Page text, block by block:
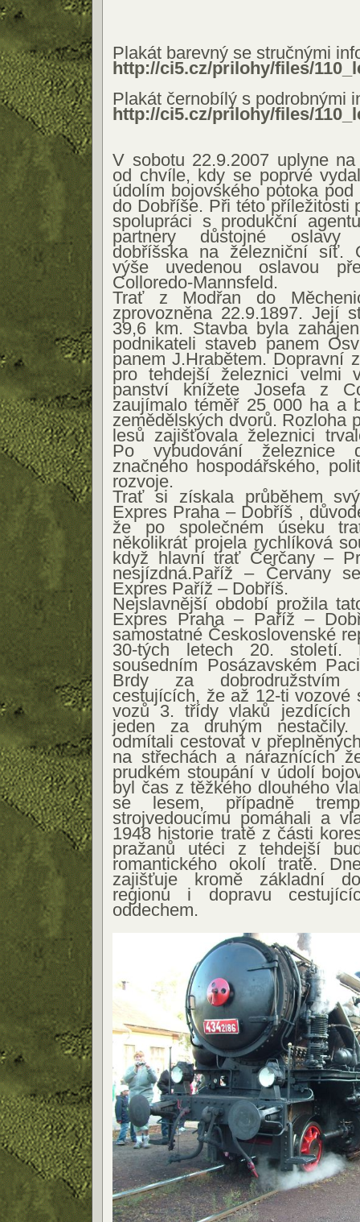
Plakát barevný se stručnými
http://ci5.cz/prilohy/files/
Plakát černobílý s podrobnými
http://ci5.cz/prilohy/files/
V sobotu 22.9.2007 uplyne
od chvíle, kdy se poprvé
údolím bojovského potoka
do Dobříše. Při této příležitosti
spolupráci s produkční
partnery důstojné oslavy
dobříšska na železniční síť.
výše uvedenou oslavou
Colloredo-Mannsfeld.
Trať z Modřan do
zprovozněna 22.9.1897. Její
39,6 km. Stavba byla
podnikateli staveb panem
panem J.Hrabětem. Dopravní
pro tehdejší železnici velmi
panství knížete Josefa z
zaujímalo téměř 25 000 ha a
zemědělských dvorů. Rozloha
lesů zajišťovala železnici
Po vybudování železnice
značného hospodářského,
rozvoje.
Trať si získala průběhem
Expres Praha – Dobříš ,
že po společném úseku
několikrát projela rychlíková
když hlavní trať Čerčany –
nesjízdná.Paříž – Červany
Expres Paříž – Dobříš.
Nejslavnější období prožila
Expres Praha – Paříž –
samostatné Československé
30-tých letech 20. století.
sousedním Posázavském
Brdy za dobrodružstvím
cestujících, že až 12-ti vozové
vozů 3. třídy vlaků jezdících
jeden za druhým
odmítali cestovat v
na střechách a náraznících
prudkém stoupání v údolí
byl čas z těžkého dlouhého
se lesem, případně
strojvedoucímu pomáhali a
1948 historie tratě z části
pražanů utéci z tehdejší
romantického okolí tratě.
zajišťuje kromě základní
regionu i dopravu
oddechem.